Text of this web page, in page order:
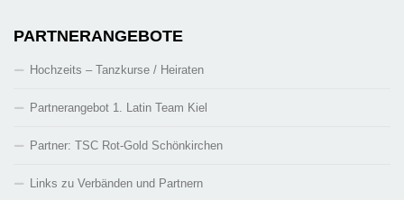
PARTNERANGEBOTE
Hochzeits – Tanzkurse / Heiraten
Partnerangebot 1. Latin Team Kiel
Partner: TSC Rot-Gold Schönkirchen
Links zu Verbänden und Partnern